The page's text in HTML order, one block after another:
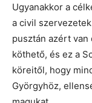
Ugyanakkor a
a civil
pusztán azért
köthető, és ez a
köreitől, hogy
Györgyhöz,